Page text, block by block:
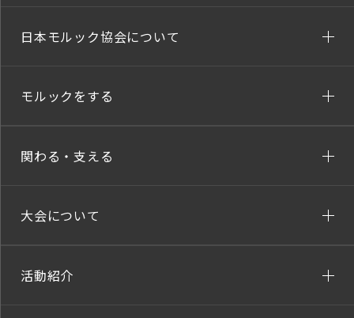
日本モルック協会について
モルックをする
関わる・支える
大会について
活動紹介